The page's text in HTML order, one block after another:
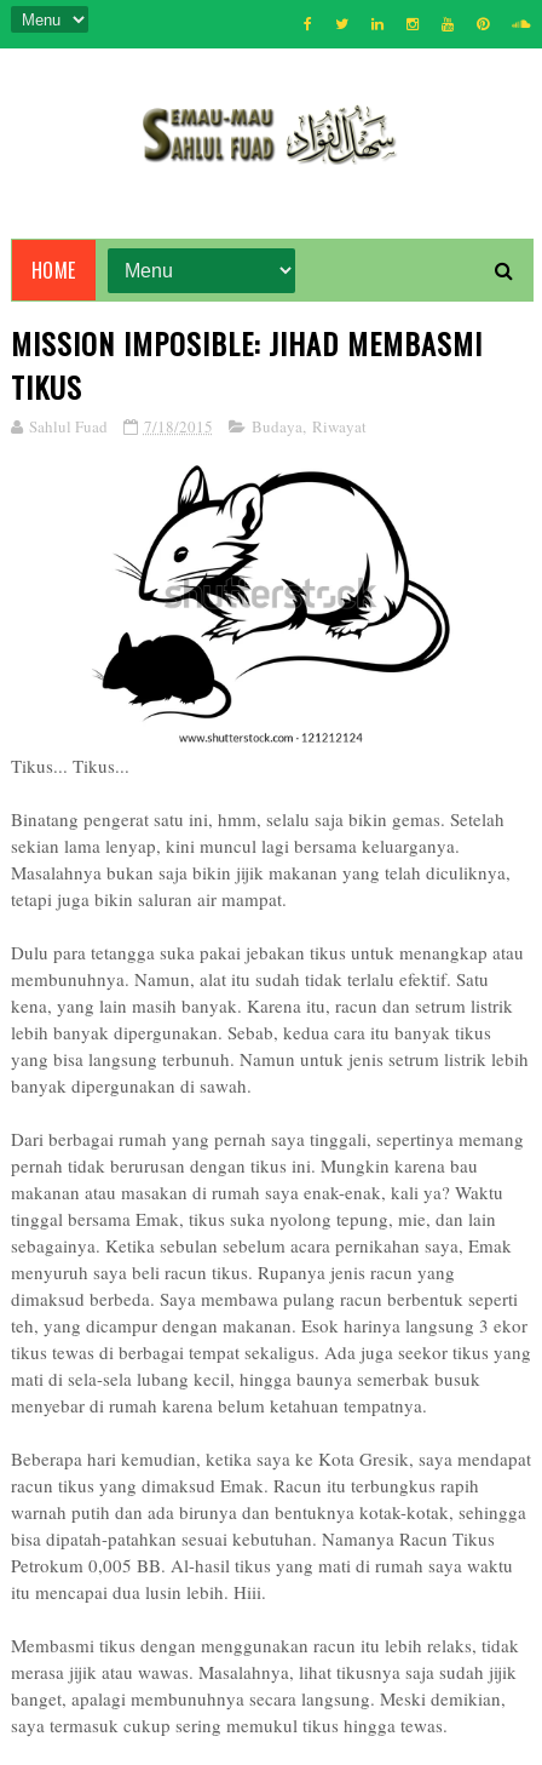
HOME
MISSION IMPOSIBLE: JIHAD MEMBASMI
TIKUS
Sahlul Fuad 7/18/2015 Budaya, Riwayat
Tikus... Tikus...
Binatang pengerat satu ini, hmm, selalu saja bikin gemas. Setelah
sekian lama lenyap, kini muncul lagi bersama keluarganya.
Masalahnya bukan saja bikin jijik makanan yang telah diculiknya,
tetapi juga bikin saluran air mampat.
Dulu para tetangga suka pakai jebakan tikus untuk menangkap atau
membunuhnya. Namun, alat itu sudah tidak terlalu efektif. Satu
kena, yang lain masih banyak. Karena itu, racun dan setrum listrik
lebih banyak dipergunakan. Sebab, kedua cara itu banyak tikus
yang bisa langsung terbunuh. Namun untuk jenis setrum listrik lebih
banyak dipergunakan di sawah.
Dari berbagai rumah yang pernah saya tinggali, sepertinya memang
pernah tidak berurusan dengan tikus ini. Mungkin karena bau
makanan atau masakan di rumah saya enak-enak, kali ya? Waktu
tinggal bersama Emak, tikus suka nyolong tepung, mie, dan lain
sebagainya. Ketika sebulan sebelum acara pernikahan saya, Emak
menyuruh saya beli racun tikus. Rupanya jenis racun yang
dimaksud berbeda. Saya membawa pulang racun berbentuk seperti
teh, yang dicampur dengan makanan. Esok harinya langsung 3 ekor
tikus tewas di berbagai tempat sekaligus. Ada juga seekor tikus yang
mati di sela-sela lubang kecil, hingga baunya semerbak busuk
menyebar di rumah karena belum ketahuan tempatnya.
Beberapa hari kemudian, ketika saya ke Kota Gresik, saya mendapat
racun tikus yang dimaksud Emak. Racun itu terbungkus rapih
warnah putih dan ada birunya dan bentuknya kotak-kotak, sehingga
bisa dipatah-patahkan sesuai kebutuhan. Namanya Racun Tikus
Petrokum 0,005 BB. Al-hasil tikus yang mati di rumah saya waktu
itu mencapai dua lusin lebih. Hiii.
Membasmi tikus dengan menggunakan racun itu lebih relaks, tidak
merasa jijik atau wawas. Masalahnya, lihat tikusnya saja sudah jijik
banget, apalagi membunuhnya secara langsung. Meski demikian,
saya termasuk cukup sering memukul tikus hingga tewas.